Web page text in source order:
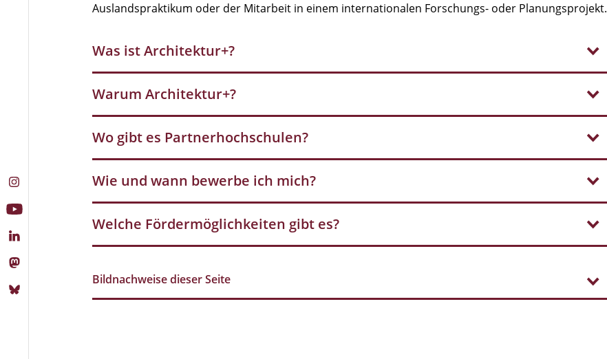
Auslandspraktikum oder der Mitarbeit in einem internationalen Forschungs- oder Planungsprojekt.
Was ist Architektur+?
Warum Architektur+?
Wo gibt es Partnerhochschulen?
Wie und wann bewerbe ich mich?
Welche Fördermöglichkeiten gibt es?
Bildnachweise dieser Seite